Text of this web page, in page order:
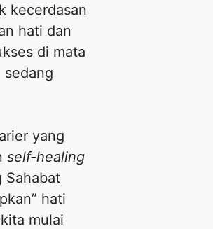
kecerdasan
hati dan
di mata
sedang
yang
self-healing
Sahabat
hati
mulai